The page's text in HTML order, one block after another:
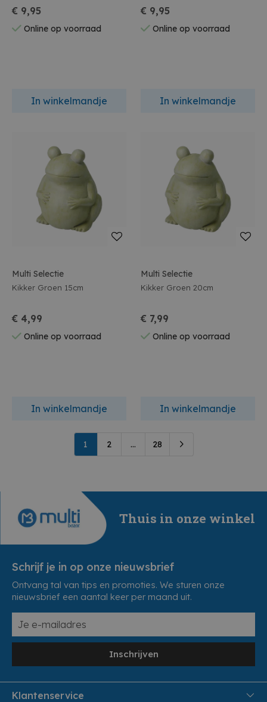
L23xb30xh3cm
€ 9,95
Online op voorraad
In winkelmandje
€ 9,95
Online op voorraad
In winkelmandje
Multi Selectie
Kikker Groen 15cm
€ 4,99
Online op voorraad
In winkelmandje
Multi Selectie
Kikker Groen 20cm
€ 7,99
Online op voorraad
In winkelmandje
1 2 ... 28
Thuis in onze winkel
Schrijf je in op onze nieuwsbrief
Ontvang tal van tips en promoties. We sturen onze
nieuwsbrief een aantal keer per maand uit.
Inschrijven
Klantenservice